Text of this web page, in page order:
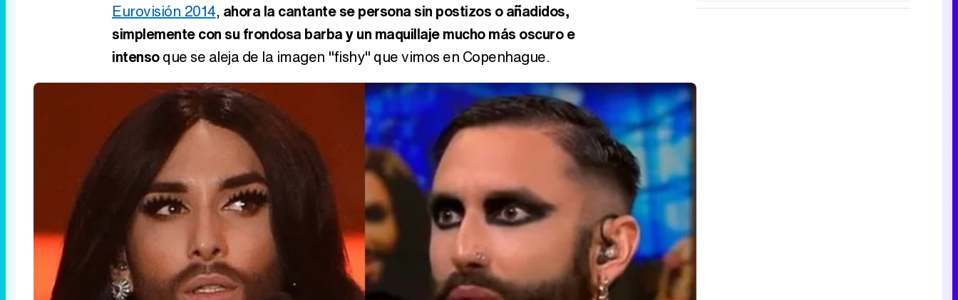
Eurovisión 2014, ahora la cantante se persona sin postizos o añadidos,
simplemente con su frondosa barba y un maquillaje mucho más oscuro e
intensoque se aleja de la imagen "fishy" que vimos en Copenhague.